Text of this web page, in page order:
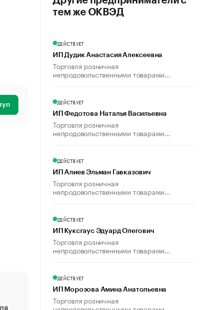
«От спорта тело стареет иначе». Как живет глава
тем же ОКВЭД
ДЕЙСТВУЕТ
ИП Дудик Анастасия Алексеевна
Торговля розничная
непродовольственными товарами...
ДЕЙСТВУЕТ
ИП Федотова Наталья Васильевна
Торговля розничная
непродовольственными товарами...
ДЕЙСТВУЕТ
ИП Алиев Эльман Гавказович
Торговля розничная
непродовольственными товарами...
ДЕЙСТВУЕТ
ИП Куксгаус Эдуард Олегович
Торговля розничная
непродовольственными товарами...
ДЕЙСТВУЕТ
ИП Морозова Амина Анатольевна
Торговля розничная